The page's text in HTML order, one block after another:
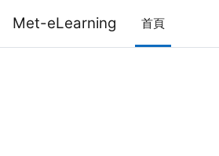
Met-eLearning 首頁